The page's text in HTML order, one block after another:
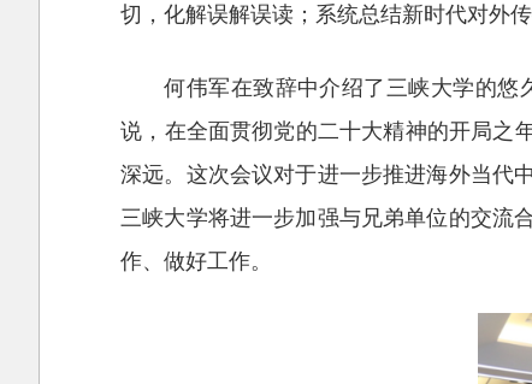
切，化解误解误读；系统总结新时代对外
何伟军在致辞中介绍了三峡大学的悠
说，在全面贯彻党的二十大精神的开局之
深远。这次会议对于进一步推进海外当代
三峡大学将进一步加强与兄弟单位的交流
作、做好工作。